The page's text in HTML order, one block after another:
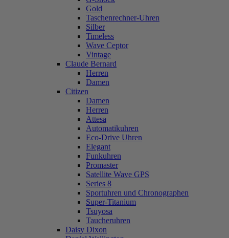
Gold
Taschenrechner-Uhren
Silber
Timeless
Wave Ceptor
Vintage
Claude Bernard
Herren
Damen
Citizen
Damen
Herren
Attesa
Automatikuhren
Eco-Drive Uhren
Elegant
Funkuhren
Promaster
Satellite Wave GPS
Series 8
Sportuhren und Chronographen
Super-Titanium
Tsuyosa
Taucheruhren
Daisy Dixon